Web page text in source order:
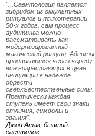
"...Саентология является
гибридом из оккультных
ритуалов и психотерапии
50-х годов, сам процесс
аудитинга можно
рассматривать как
модернизированный
магический ритуал. Адепты
продвигаются через череду
все возрастающих в цене
инициации в надежде
обрести
сверхъестественные силы.
Практически каждая
ступень имеет свои знаки
отличия, символы и
звания".
Джон Атак, бывший
саентолог